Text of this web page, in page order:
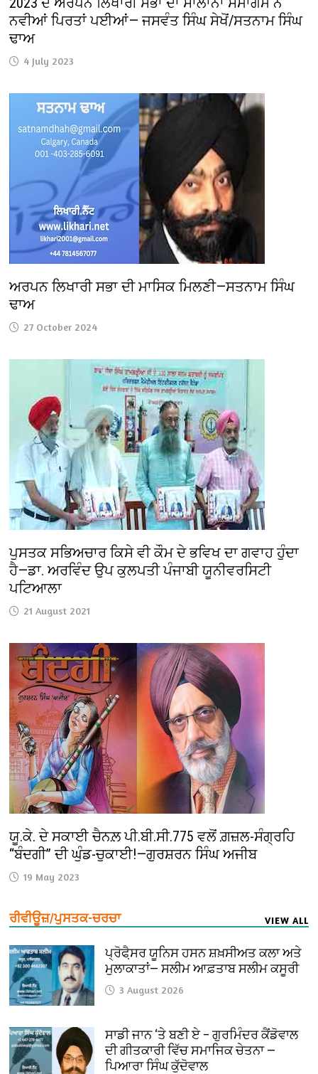
ਨਵੀਆਂ ਪਿਰਤਾਂ ਪਈਆਂ— ਜਸਵੰਤ ਸਿੰਘ ਸੇਖੋਂ/ਸਤਨਾਮ ਸਿੰਘ
ਢਾਅ
4 July 2023
ਅਰਪਨ ਲਿਖਾਰੀ ਸਭਾ ਦੀ ਮਾਸਿਕ ਮਿਲਣੀ—ਸਤਨਾਮ ਸਿੰਘ
ਢਾਅ
27 October 2024
ਪੁਸਤਕ ਸਭਿਅਚਾਰ ਕਿਸੇ ਵੀ ਕੌਮ ਦੇ ਭਵਿਖ ਦਾ ਗਵਾਹ ਹੁੰਦਾ
ਹੈ—ਡਾ. ਅਰਵਿੰਦ ਉਪ ਕੁਲਪਤੀ ਪੰਜਾਬੀ ਯੂਨੀਵਰਸਿਟੀ
ਪਟਿਆਲਾ
21 August 2021
ਯੂ.ਕੇ. ਦੇ ਸਕਾਈ ਚੈਨਲ਼ ਪੀ.ਬੀ.ਸੀ.775 ਵਲੋਂ ਗ਼ਜ਼ਲ-ਸੰਗ੍ਰਹਿ
“ਬੰਦਗੀ” ਦੀ ਘੁੰਡ-ਚੁਕਾਈ!—ਗੁਰਸ਼ਰਨ ਸਿੰਘ ਅਜੀਬ
19 May 2023
ਰੀਵੀਊਜ਼/ਪੁਸਤਕ-ਚਰਚਾ VIEW ALL
ਪ੍ਰੋਫੈ਼ਸਰ ਯੂਨਿਸ ਹਸਨ ਸ਼ਖ਼ਸੀਅਤ ਕਲਾ ਅਤੇ
ਮੁਲਾਕਾਤਾਂ— ਸਲੀਮ ਆਫ਼ਤਾਬ ਸਲੀਮ ਕਸੂਰੀ
3 August 2026
ਸਾਡੀ ਜਾਨ ‘ਤੇ ਬਣੀ ਏ – ਗੁਰਮਿੰਦਰ ਕੈਂਡੋਵਾਲ
ਦੀ ਗੀਤਕਾਰੀ ਵਿੱਚ ਸਮਾਜਿਕ ਚੇਤਨਾ —
ਪਿਆਰਾ ਸਿੰਘ ਕੁੱਦੋਵਾਲ